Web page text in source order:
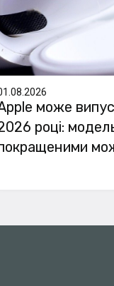
може
році: